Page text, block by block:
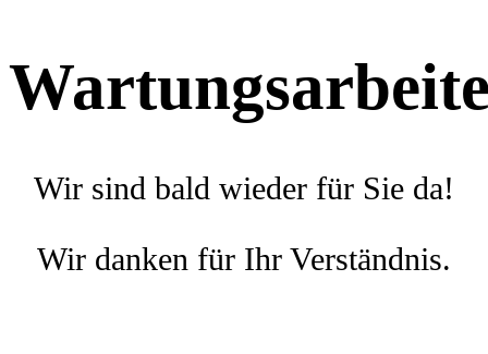
Wir sind bald wieder für Sie da!
Wir danken für Ihr Verständnis.